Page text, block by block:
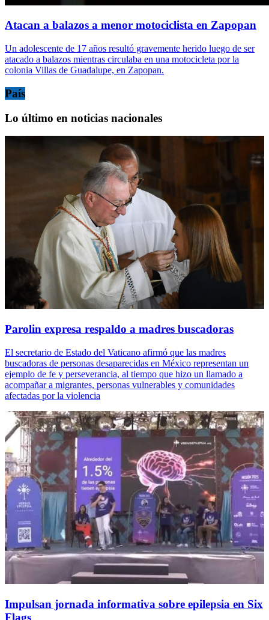
Atacan a balazos a menor motociclista en Zapopan
Un adolescente de 17 años resultó gravemente herido luego de ser
atacado a balazos mientras circulaba en una motocicleta por la
colonia Villas de Guadalupe, en Zapopan.
País
Lo último en noticias nacionales
Parolin expresa respaldo a madres buscadoras
El secretario de Estado del Vaticano afirmó que las madres
buscadoras de personas desaparecidas en México representan un
ejemplo de fe y perseverancia, al tiempo que hizo un llamado a
acompañar a migrantes, personas vulnerables y comunidades
afectadas por la violencia
Impulsan jornada informativa sobre epilepsia en Six
Flags